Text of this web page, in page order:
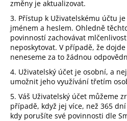
změny je aktualizovat.
3. Přístup k Uživatelskému účtu
jménem a heslem. Ohledně
povinností zachovávat
neposkytovat. V případě, že
neneseme za to žádnou
4. Uživatelský účet je osobní, a
umožnit jeho využívání třetím
5. Váš Uživatelský účet můžeme
případě, když jej více, než 365
kdy porušíte své povinnosti dle